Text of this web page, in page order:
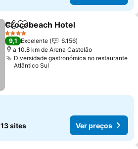
PartilharAdicionar aos favoritos
Crocobeach Hotel
4 Estrelas
9,1 Excelente
6.156
a 10.8 km de Arena Castelão
Diversidade gastronómica no restaurante
Atlântico Sul
13 sites Ver preços